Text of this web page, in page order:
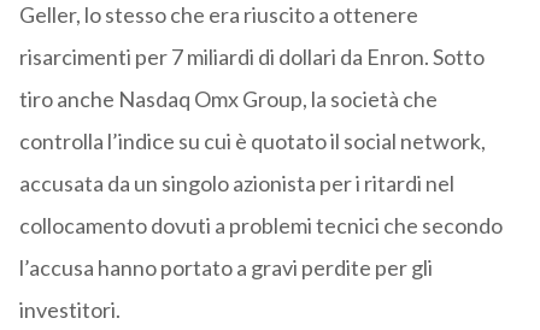
Geller, lo stesso che era riuscito a ottenere
risarcimenti per 7 miliardi di dollari da Enron. Sotto
tiro anche Nasdaq Omx Group, la società che
controlla l’indice su cui è quotato il social network,
accusata da un singolo azionista per i ritardi nel
collocamento dovuti a problemi tecnici che secondo
l’accusa hanno portato a gravi perdite per gli
investitori.